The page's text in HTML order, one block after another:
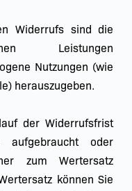
Widerrufs sind die
Leistungen
Nutzungen (wie
herauszugeben.
der Widerrufsfrist
oder
zum Wertersatz
können Sie